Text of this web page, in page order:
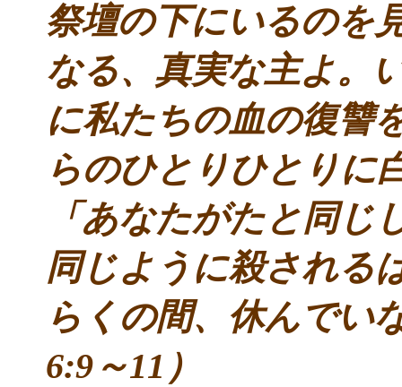
祭壇の下にいるのを
なる、真実な主よ。
に私たちの血の復讐
らのひとりひとりに
「あなたがたと同
同じように殺される
らくの間、休んでい
6:9～11）